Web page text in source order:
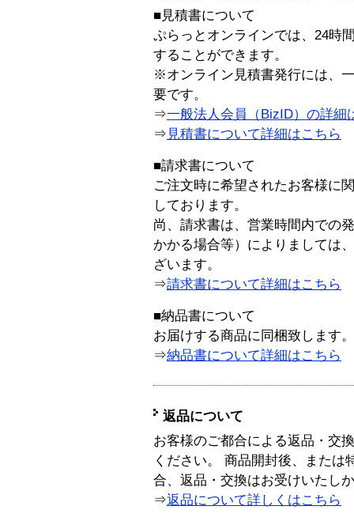
■見積書について
ぷらっとオンラインでは、24時
することができます。
※オンライン見積書発行には、
要です。
⇒一般法人会員（BizID）の詳細
⇒ 見積書について詳細はこちら
■請求書について
ご注文時に希望されたお客様に
しております。
尚、請求書は、営業時間内での
かかる場合等）によりましては
ざいます。
⇒請求書について詳細はこちら
■納品書について
お届けする商品に同梱致します。
⇒納品書について詳細はこちら
返品について
お客様のご都合による返品・交
ください。 商品開封後、または
合、返品・交換はお受けいたし
⇒返品について詳しくはこちら